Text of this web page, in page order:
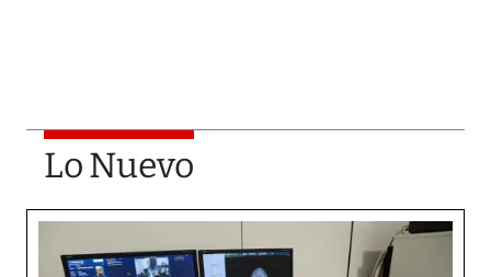
Lo Nuevo